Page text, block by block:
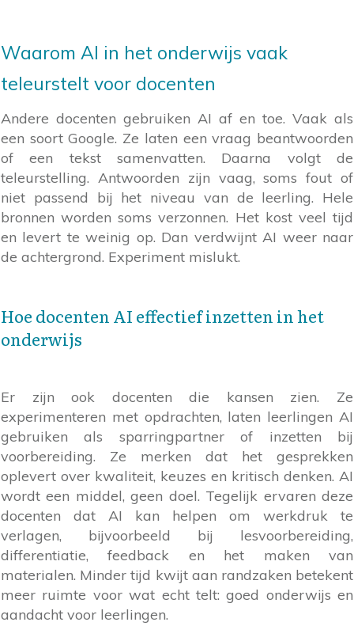
Waarom AI in het onderwijs vaak
teleurstelt voor docenten
Andere docenten gebruiken AI af en toe. Vaak als
een soort Google. Ze laten een vraag beantwoorden
of een tekst samenvatten. Daarna volgt de
teleurstelling. Antwoorden zijn vaag, soms fout of
niet passend bij het niveau van de leerling. Hele
bronnen worden soms verzonnen. Het kost veel tijd
en levert te weinig op. Dan verdwijnt AI weer naar
de achtergrond. Experiment mislukt.
Hoe docenten AI effectief inzetten in het
onderwijs
Er zijn ook docenten die kansen zien. Ze
experimenteren met opdrachten, laten leerlingen AI
gebruiken als sparringpartner of inzetten bij
voorbereiding. Ze merken dat het gesprekken
oplevert over kwaliteit, keuzes en kritisch denken. AI
wordt een middel, geen doel. Tegelijk ervaren deze
docenten dat AI kan helpen om werkdruk te
verlagen, bijvoorbeeld bij lesvoorbereiding,
differentiatie, feedback en het maken van
materialen. Minder tijd kwijt aan randzaken betekent
meer ruimte voor wat echt telt: goed onderwijs en
aandacht voor leerlingen.